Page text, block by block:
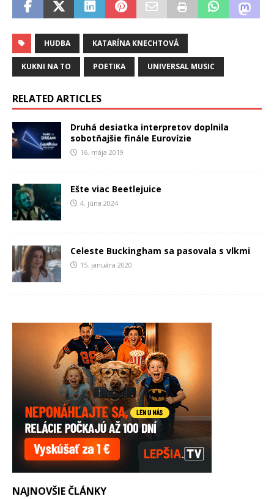
HUDBA KATARÍNA KNECHTOVÁ
KUKNI NA TO POETIKA UNIVERSAL MUSIC
RELATED ARTICLES
Druhá desiatka interpretov doplnila
sobotňajšie finále Eurovízie
16. mája 2019
Ešte viac Beetlejuice
4. júna 2024
Celeste Buckingham sa pasovala s vlkmi
15. januára 2020
NAJNOVŠIE ČLÁNKY